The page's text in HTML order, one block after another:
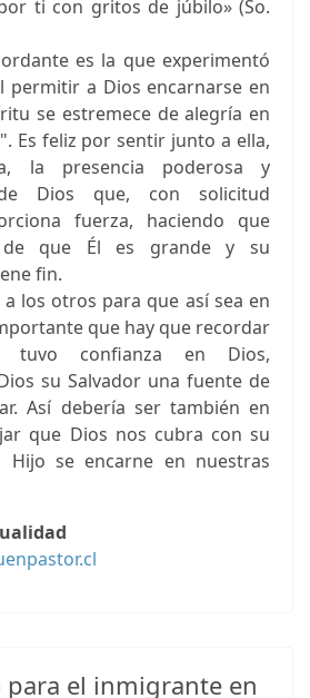
ti con gritos de júbilo» (So.
es la que experimentó
permitir a Dios encarnarse en
se estremece de alegría en
Es feliz por sentir junto a ella,
la presencia poderosa y
Dios que, con solicitud
fuerza, haciendo que
que Él es grande y su
fin.
los otros para que así sea en
que hay que recordar
confianza en Dios,
su Salvador una fuente de
Así debería ser también en
que Dios nos cubra con su
se encarne en nuestras
para el inmigrante en